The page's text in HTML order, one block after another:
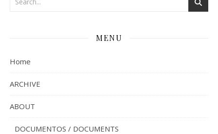
MENU
Home
ARCHIVE
ABOUT
DOCUMENTOS / DOCUMENTS